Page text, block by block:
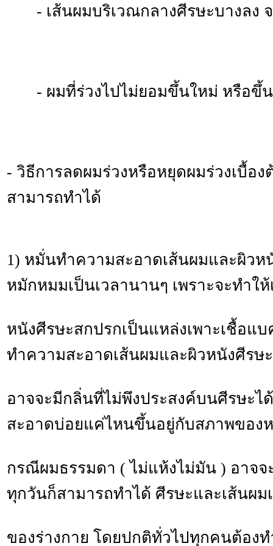
- เส้นผมบริเวณกลางศีรษะบางลง
- ผมที่ร่วงไปไม่ยอมขึ้นใหม่ หรือขึ้น
- วิธีการลดผมร่วงหรือหยุดผมร่วงเบื้อ
สามารถทำได้
1) หมั่นทำความสะอาดเส้นผมและผิวห
หมักหมมเป็นเวลานานๆ เพราะจะทำใ
หนังศีรษะสกปรกเป็นแหล่งเพาะเชื้อแ
ทำความสะอาดเส้นผมและผิวหนังศีรษ
อาจจะมีกลิ่นที่ไม่พึงประสงค์บนศีรษะไ
สะอาดบ่อยแค่ไหนขึ้นอยู่กับสภาพของ
กรณีผมธรรมดา ( ไม่แห้งไม่มัน ) อาจจ
ทุกวันก็สามารถทำได้ ศีรษะและเส้นผ
ของร่างกาย โดยปกติทั่วไปทุกคนต้อง